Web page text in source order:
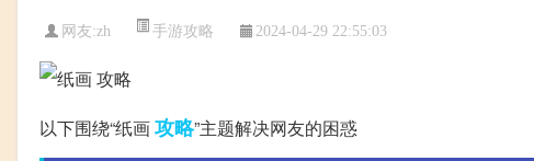
网友:zh 手游攻略 2024-04-29 22:55:03
以下围绕“纸画攻略”主题解决网友的困惑